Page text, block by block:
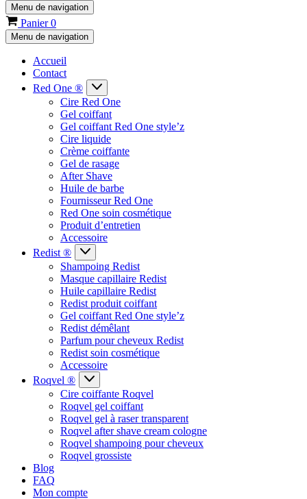
Menu de navigation
Panier0
Menu de navigation
Accueil
Contact
Red One ®
Cire Red One
Gel coiffant
Gel coiffant Red One style’z
Cire liquide
Crème coiffante
Gel de rasage
After Shave
Huile de barbe
Fournisseur Red One
Red One soin cosmétique
Produit d’entretien
Accessoire
Redist ®
Shampoing Redist
Masque capillaire Redist
Huile capillaire Redist
Redist produit coiffant
Gel coiffant Red One style’z
Redist démêlant
Parfum pour cheveux Redist
Redist soin cosmétique
Accessoire
Roqvel ®
Cire coiffante Roqvel
Roqvel gel coiffant
Roqvel gel à raser transparent
Roqvel after shave cream cologne
Roqvel shampoing pour cheveux
Roqvel grossiste
Blog
FAQ
Mon compte